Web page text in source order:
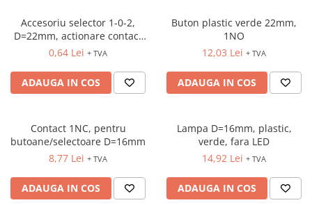
Accesoriu selector 1-0-2,
D=22mm, actionare contact
central
0,64 Lei + TVA
ADAUGA IN COS
Buton plastic verde 22mm,
1NO
12,03 Lei + TVA
ADAUGA IN COS
Contact 1NC, pentru
butoane/selectoare D=16mm
8,77 Lei + TVA
ADAUGA IN COS
Lampa D=16mm, plastic,
verde, fara LED
14,92 Lei + TVA
ADAUGA IN COS